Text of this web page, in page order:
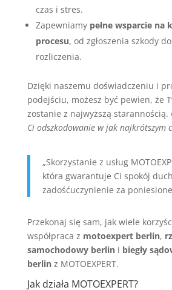
czas i stres.
Zapewniamy pełne wsparcie na
procesu, od zgłoszenia szkody
rozliczenia.
Dzięki naszemu doświadczeniu i
podejściu, możesz być pewien, że
zostanie z najwyższą starannością.
Ci odszkodowanie w jak najkrótszym
„Skorzystanie z usług
która gwarantuje Ci spokój
zadośćuczynienie za
Przekonaj się sam, jak wiele
współpraca z motoexpert berlin,
samochodowy berlini biegły
berlinz MOTOEXPERT.
Jak działa MOTOEXPERT?